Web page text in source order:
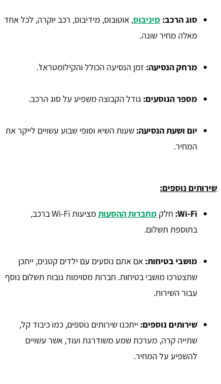
סוג הרכב: מיניבוס, אוטובוס, מידיבוס, רכב יוקרה, לכל אחד
מאלה מחיר שונה.
מרחק הנסיעה: זמן הנסיעה הכולל והקילומטראז'.
מספר הנוסעים: גודל הקבוצה משפיע על סוג הרכב.
יום ושעת הנסיעה: שעות השיא וסופי שבוע עשויים לייקר את
המחיר.
שירותים נוספים:
Wi-Fi: חלק מחברות ההסעות
מציעות Wi-Fi ברכב,
בתוספת תשלום.
מושבי בטיחות: אם אתם נוסעים עם ילדים קטנים, ייתכן
שתצטרכו מושבי בטיחות. חברות מסוימות גובות תשלום נוסף
עבור השירות.
שירותים נוספים: ייתכנו שירותים נוספים, כמו כיבוד קל,
שתייה קרה, מערכת שמע משודרגת ועוד, אשר עשויים
להשפיע על המחיר.